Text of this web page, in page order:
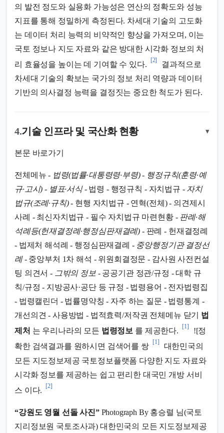
의 발전 정도와 실용화 가능성은 연산의 정확도와 성능
지표를 통해 정밀하게 측정된다. 차세대 기술의 고도화
는 데이터 처리 능력의 비약적인 향상을 가져오며, 이는
국토 정보나 지도 자료와 같은 방대한 시각화 정보의 처
리 효율성을 높이는 데 기여할 수 있다.
[2]
결과적으로
차세대 기술의 확보는 국가의 정보 처리 역량과 데이터
기반의 의사결정 능력을 결정짓는 중요한 척도가 된다.
4.기술 인프라 및 국산화 현황 ▾
본문 바로가기
전체메뉴 - 법령(법률·대통령령·부령)- 행정규칙(훈령·예
규·고시) - 별표·서식- 법령 - 행정규칙 - 자치법규 - 자치
법규(조례·규칙)- 현행 자치법규 - 연혁(전체) - 의견제시
사례 - 최신자치법규 - 필수 자치법규 마련현황 - 판례·해
석례등(헌재결정례·행정심판재결례) - 판례 - 헌재결정례
- 법제처 해석례 - 행정심판재결례 - 중앙행정기관 결정선
례- 중앙부처 1차 해석 - 위원회결정문 - 감사원 사전컨설
팅 의견서 - 그밖의 정보- 공공기관 정관/규정 - 대학 규
칙/규정 - 지방공사·공단 등 규정 - 법령용어 - 전자법령집
- 법령캘린더 - 법률명약칭 - 자주 하는 질문 - 법령통계 -
개선의견 - 사용방법 - 법적효력/저작권 전체메뉴 닫기 법
제처 는 우리나라의 모든 법령정보 를 제공한다.
[1]
![정
확한 검색결과를 원하시면 검색어를 쌍
[1]
대한민국의
모든 지도정보제공 국토정보플랫폼 다양한 지도 자료와
시각화 정보를 제공하는 쉽고 편리한 대국민 개방 서비
스 이다.
[2]
“강원도 영월 선돌 사진”Photograph By 홍승렬 님(국토
지리정보원 국토조사과) 대한민국의 모든 지도정보제공